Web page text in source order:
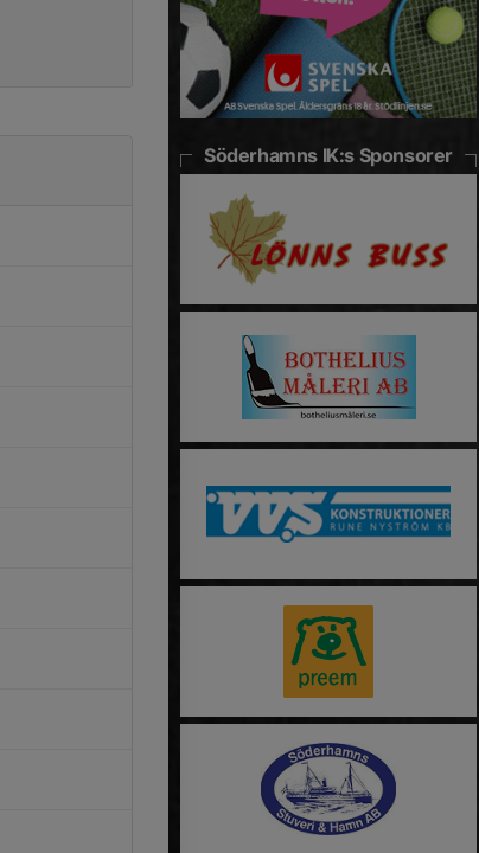
Söderhamns IK:s Sponsorer